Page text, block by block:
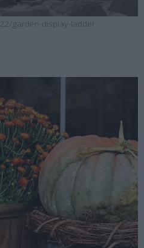
garden-display-ladder